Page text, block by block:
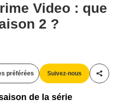
Video : que
2 ?
préférées Suivez-nous
de la série